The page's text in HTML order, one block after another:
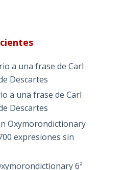
a una frase de Carl
Descartes
a una frase de Carl
Descartes
Oxymorondictionary
expresiones sin
6ª